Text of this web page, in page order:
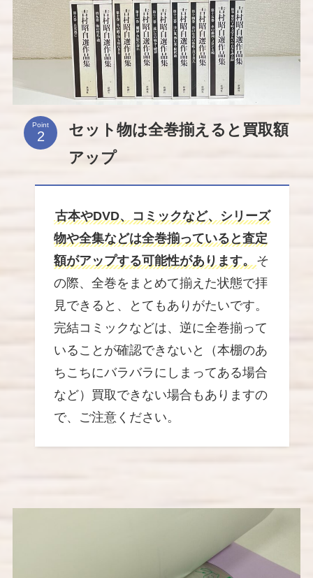
Point
セット物は全巻揃えると買取額
アップ
古本やDVD、コミックなど、シリーズ
物や全集などは全巻揃っていると査定
額がアップする可能性があります。
そ
の際、全巻をまとめて揃えた状態で拝
見できると、とてもありがたいです。
完結コミックなどは、逆に全巻揃って
いることが確認できないと（本棚のあ
ちこちにバラバラにしまってある場合
など）買取できない場合もありますの
で、ご注意ください。